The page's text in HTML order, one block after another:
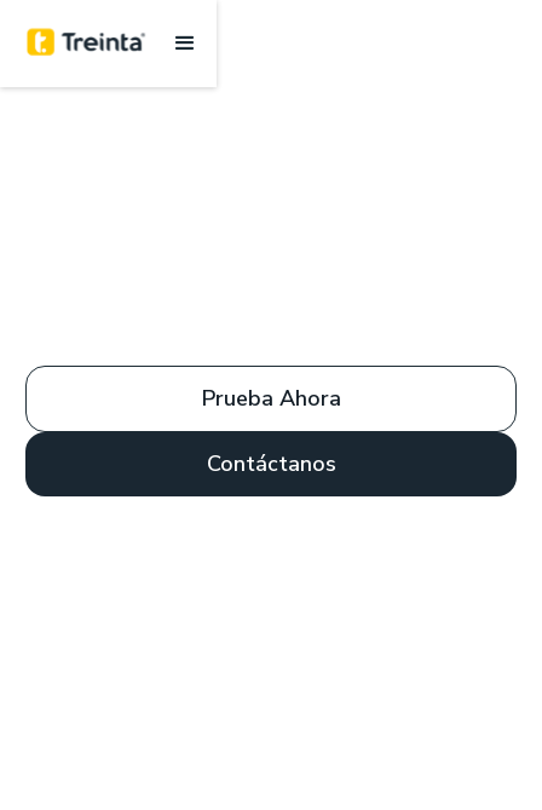
Prueba Ahora
Contáctanos